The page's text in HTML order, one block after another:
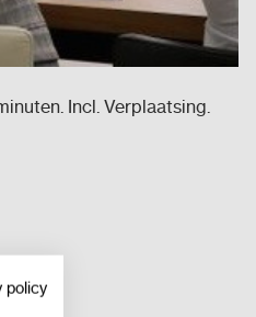
Incl. Verplaatsing.
policy